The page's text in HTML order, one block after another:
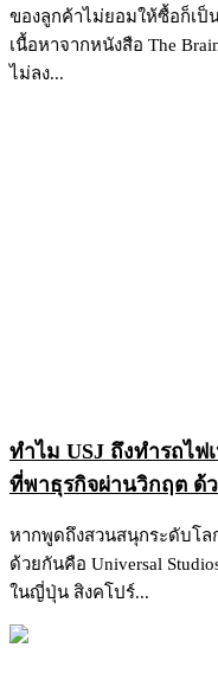
ของลูกค้าไม่ยอมให้ซื้อก็เป็
เนื้อหาจากหนังสือ The
ไม่ลง...
ทำไม USJ ถึงทำรถไฟ
ที่พาธุรกิจผ่านวิกฤต ด้
หากพูดถึงสวนสนุกระดับโล
ด้วยกันคือ Universal
ในญี่ปุ่น สิงคโปร์...